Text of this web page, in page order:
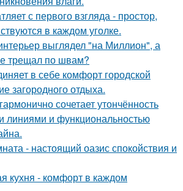
с первого взгляда - простор,
в каждом уголке.
выглядел "на Миллион", а
трещал по швам?
в себе комфорт городской
загородного отдыха.
сочетает утончённость
линиями и функциональностью
- настоящий оазис спокойствия и
кухня - комфорт в каждом